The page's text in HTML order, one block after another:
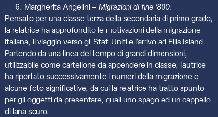
Margherita Angelini – Migrazioni di fine ‘800.
Pensato per una classe terza della secondaria di primo grado,
la relatrice ha approfondito le motivazioni della migrazione
italiana, il viaggio verso gli Stati Uniti e l’arrivo ad Ellis Island.
Partendo da una linea del tempo di grandi dimensioni,
utilizzabile come cartellone da appendere in classe, l’autrice
ha riportato successivamente i numeri della migrazione e
alcune foto significative, da cui la relatrice ha tratto spunto
per gli oggetti da presentare, quali uno spago ed un cappello
di lana scuro.